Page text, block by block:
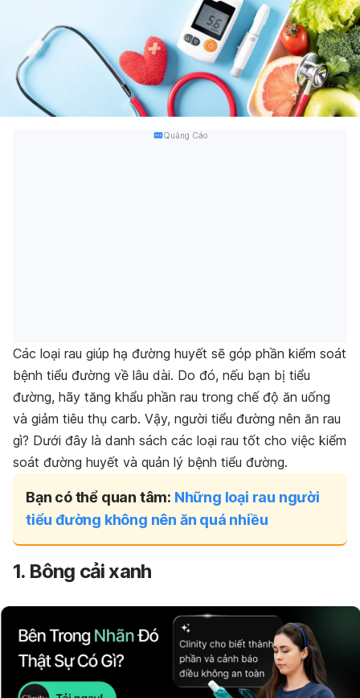
Quảng Cáo
Các loại rau giúp hạ đường huyết sẽ góp phần kiểm soát
bệnh tiểu đường về lâu dài. Do đó, nếu bạn bị tiểu
đường, hãy tăng khẩu phần rau trong chế độ ăn uống
và giảm tiêu thụ carb. Vậy, người tiểu đường nên ăn rau
gì? Dưới đây là danh sách các loại rau tốt cho việc kiểm
soát đường huyết và quản lý bệnh tiểu đường.
Bạn có thể quan tâm: Những loại rau người
tiểu đường không nên ăn quá nhiều
1. Bông cải xanh